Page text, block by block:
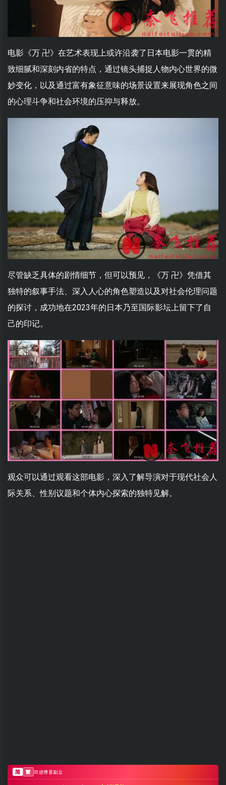
电影《万 卍》在艺术表现上或许沿袭了日本电影一贯的精
致细腻和深刻内省的特点，通过镜头捕捉人物内心世界的微
妙变化，以及通过富有象征意味的场景设置来展现角色之间
的心理斗争和社会环境的压抑与释放。
尽管缺乏具体的剧情细节，但可以预见，《万 卍》凭借其
独特的叙事手法、深入人心的角色塑造以及对社会伦理问题
的探讨，成功地在2023年的日本乃至国际影坛上留下了自
己的印记。
观众可以通过观看这部电影，深入了解导演对于现代社会人
际关系、性别议题和个体内心探索的独特见解。